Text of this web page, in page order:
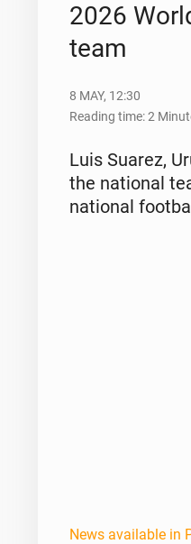
2026
team
8 MAY, 12:30
Reading time: 2
Luis Suarez,
the na­tion­al
na­tion­al
News available in